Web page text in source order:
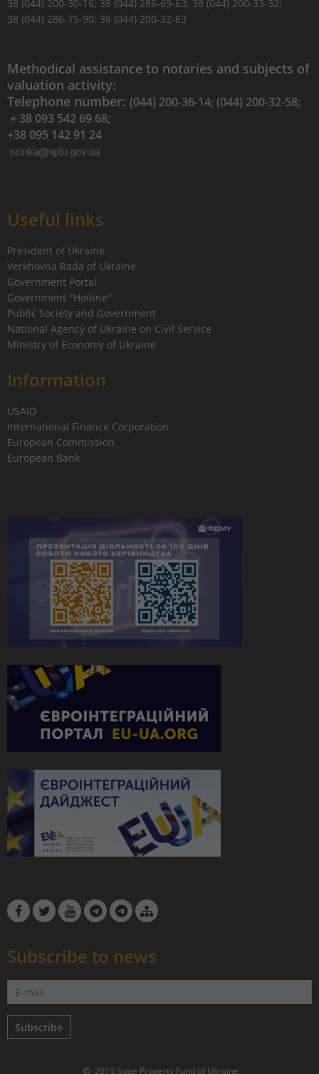
38 (044) 200-30-16; 38 (044) 286-69-63; 38 (044) 200-33-32;
38 (044) 286-75-90; 38 (044) 200-32-83
Methodical assistance to notaries and subjects of
valuation activity:
Telephone number: (044) 200-36-14; (044) 200-32-58;
+ 38 093 542 69 68;
+38 095 142 91 24
Useful links
President of Ukraine
Verkhovna Rada of Ukraine
Government Portal
Government "Hotline"
Public Society and Government
National Agency of Ukraine on Civil Service
Ministry of Economy of Ukraine
Information
USAID
International Finance Corporation
European Commission
European Bank
Subscribe to news
Subscribe
2015 State Property Fund of Ukraine